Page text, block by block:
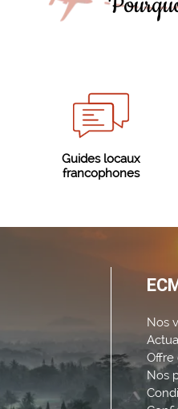
Guides locaux
francophones
Nos
Offre
Nos